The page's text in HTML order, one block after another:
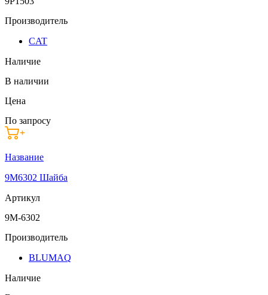
Производитель
CAT
Наличие
В наличии
Цена
По запросу
Название
9M6302 Шайба
Артикул
9M-6302
Производитель
BLUMAQ
Наличие